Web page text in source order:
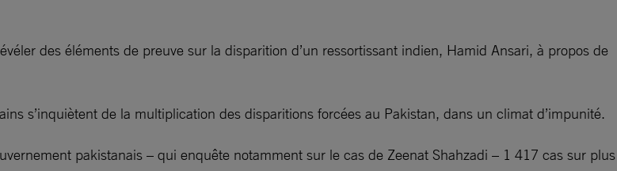
des éléments de preuve sur la disparition d’un ressortissant indien, Hamid Ansari, à propos de
s’inquiètent de la multiplication des disparitions forcées au Pakistan, dans un climat d’impunité.
pakistanais – qui enquête notamment sur le cas de Zeenat Shahzadi – 1 417 cas sur plus